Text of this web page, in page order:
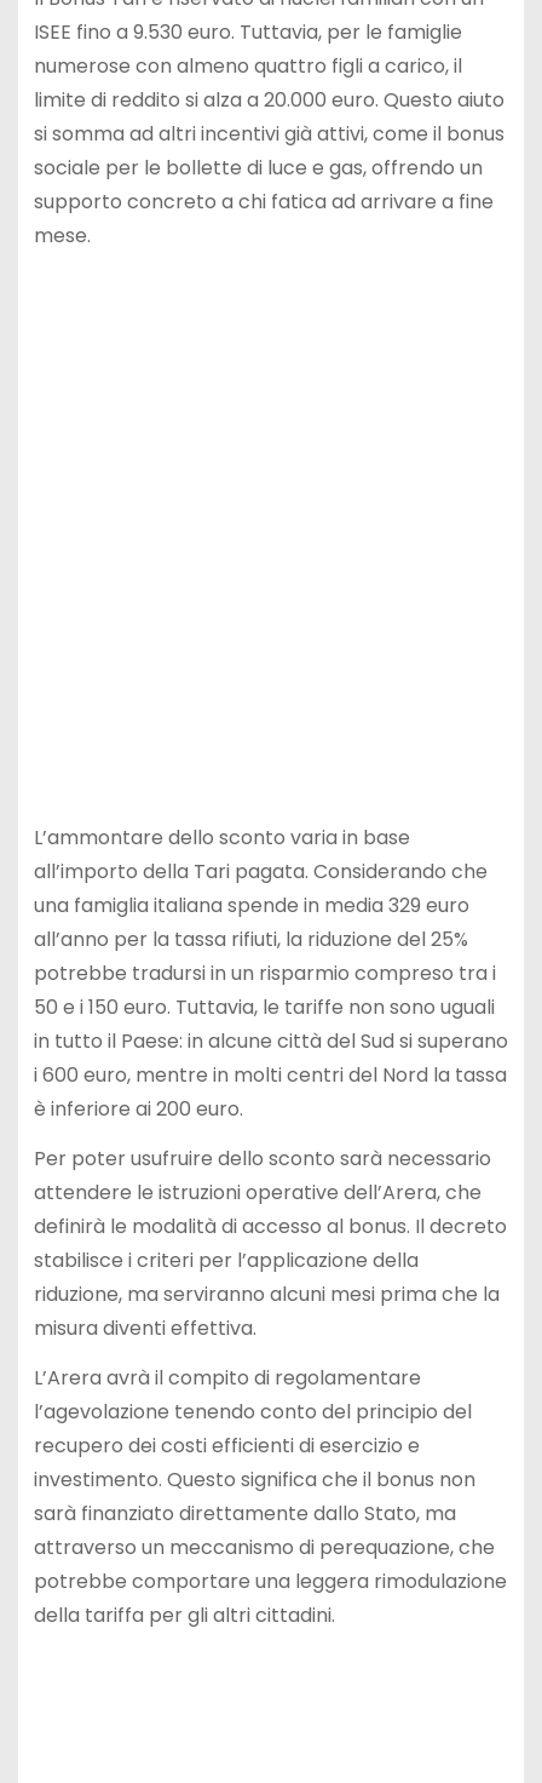
ISEE fino a 9.530 euro. Tuttavia, per le famiglie
numerose con almeno quattro figli a carico, il
limite di reddito si alza a 20.000 euro. Questo aiuto
si somma ad altri incentivi già attivi, come il bonus
sociale per le bollette di luce e gas, offrendo un
supporto concreto a chi fatica ad arrivare a fine
mese.
L’ammontare dello sconto varia in base
all’importo della Tari pagata. Considerando che
una famiglia italiana spende in media 329 euro
all’anno per la tassa rifiuti, la riduzione del 25%
potrebbe tradursi in un risparmio compreso tra i
50 e i 150 euro. Tuttavia, le tariffe non sono uguali
in tutto il Paese: in alcune città del Sud si superano
i 600 euro, mentre in molti centri del Nord la tassa
è inferiore ai 200 euro.
Per poter usufruire dello sconto sarà necessario
attendere le istruzioni operative dell’Arera, che
definirà le modalità di accesso al bonus. Il decreto
stabilisce i criteri per l’applicazione della
riduzione, ma serviranno alcuni mesi prima che la
misura diventi effettiva.
L’Arera avrà il compito di regolamentare
l’agevolazione tenendo conto del principio del
recupero dei costi efficienti di esercizio e
investimento. Questo significa che il bonus non
sarà finanziato direttamente dallo Stato, ma
attraverso un meccanismo di perequazione, che
potrebbe comportare una leggera rimodulazione
della tariffa per gli altri cittadini.